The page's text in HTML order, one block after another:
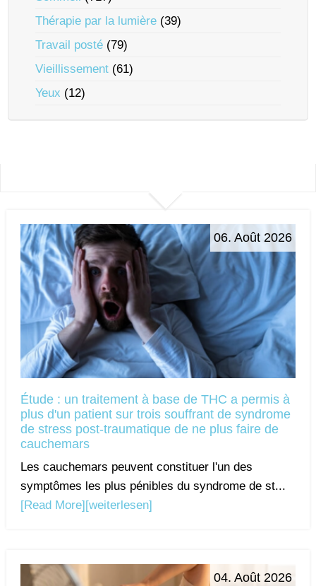
Thérapie par la lumière (39)
Travail posté (79)
Vieillissement (61)
Yeux (12)
06. Août 2026
Étude : un traitement à base de THC a permis à
plus d'un patient sur trois souffrant de syndrome
de stress post-traumatique de ne plus faire de
cauchemars
Les cauchemars peuvent constituer l'un des
symptômes les plus pénibles du syndrome de st...
[Read More] [weiterlesen]
04. Août 2026